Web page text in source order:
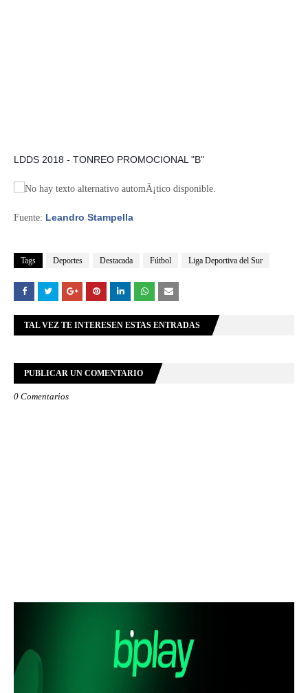
LDDS 2018 - TONREO PROMOCIONAL "B"
Fuente: Leandro Stampella
Tags Deportes Destacada Fútbol Liga Deportiva del Sur
TAL VEZ TE INTERESEN ESTAS ENTRADAS
PUBLICAR UN COMENTARIO
0 Comentarios